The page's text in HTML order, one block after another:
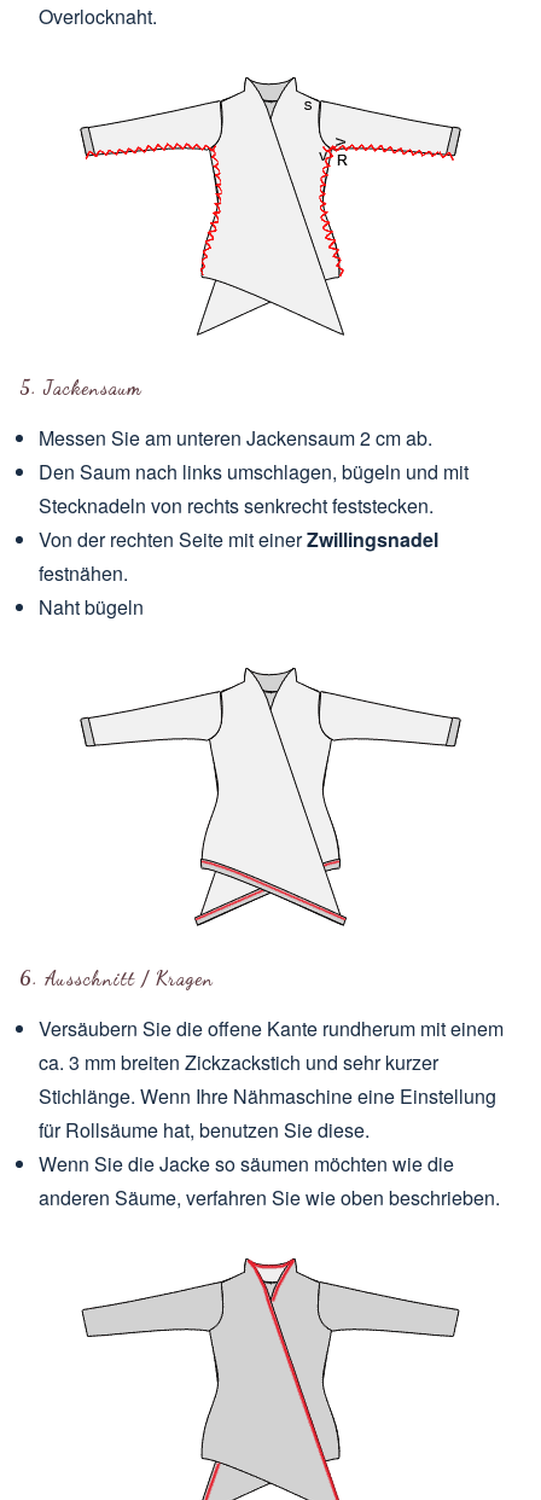
Overlocknaht.
5. Jackensaum
Messen Sie am unteren Jackensaum 2 cm ab.
Den Saum nach links umschlagen, bügeln und mit
Stecknadeln von rechts senkrecht feststecken.
Von der rechten Seite mit einerZwillingsnadel
festnähen.
Naht bügeln
6. Ausschnitt / Kragen
Versäubern Sie die offene Kante rundherum mit einem
ca. 3 mm breiten Zickzackstich und sehr kurzer
Stichlänge. Wenn Ihre Nähmaschine eine Einstellung
für Rollsäume hat, benutzen Sie diese.
Wenn Sie die Jacke so säumen möchten wie die
anderen Säume, verfahren Sie wie oben beschrieben.